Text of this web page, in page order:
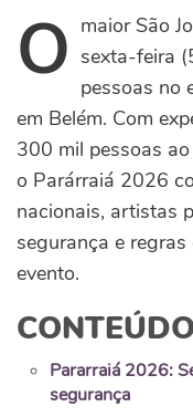
O maior São
sexta-feira
pessoas no
em Belém. Com
300 mil pessoas
o Parárraiá 2026
nacionais, artistas
segurança e
evento.
Pararraiá 2026:
segurança